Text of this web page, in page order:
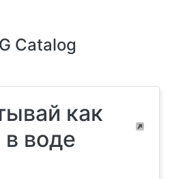
Catalog
как
воде